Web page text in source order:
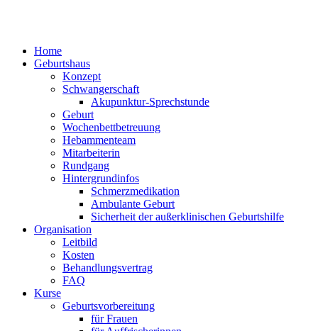
Home
Geburtshaus
Konzept
Schwangerschaft
Akupunktur-Sprechstunde
Geburt
Wochenbettbetreuung
Hebammenteam
Mitarbeiterin
Rundgang
Hintergrundinfos
Schmerzmedikation
Ambulante Geburt
Sicherheit der außerklinischen Geburtshilfe
Organisation
Leitbild
Kosten
Behandlungsvertrag
FAQ
Kurse
Geburtsvorbereitung
für Frauen